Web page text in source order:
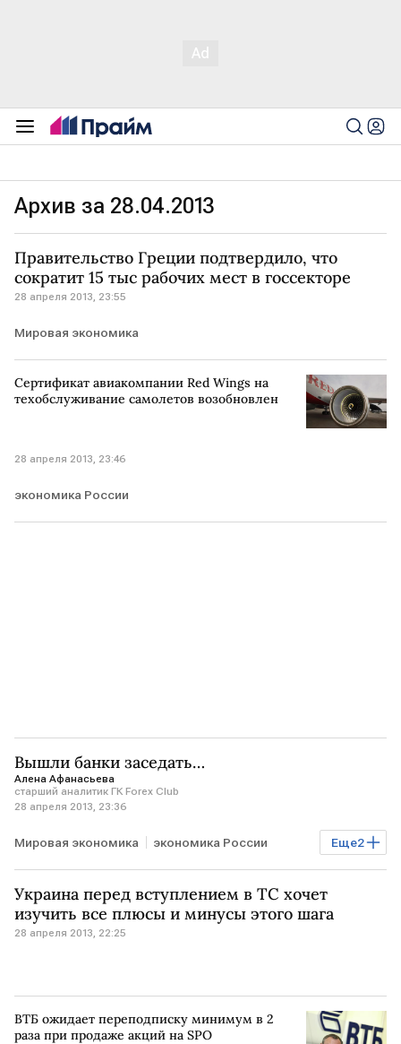
Архив за 28.04.2013
Правительство Греции подтвердило, что
сократит 15 тыс рабочих мест в госсекторе
28 апреля 2013, 23:55
Мировая экономика
Сертификат авиакомпании Red Wings на
техобслуживание самолетов возобновлен
28 апреля 2013, 23:46
экономика России
Вышли банки заседать…
Алена Афанасьева
старший аналитик ГК Forex Club
28 апреля 2013, 23:36
Еще2
Мировая экономика экономика России
Рынок Курсы валют
Украина перед вступлением в ТС хочет
изучить все плюсы и минусы этого шага
28 апреля 2013, 22:25
ВТБ ожидает переподписку минимум в 2
раза при продаже акций на SPO